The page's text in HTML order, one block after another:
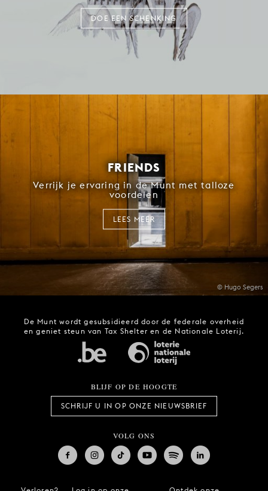
DOE EEN SCHENKING
© Hugo Segers
FRIENDS
Verrijk je ervaring in de Munt met talloze
voordelen
LEES MEER
De Munt wordt gesubsidieerd door de federale overheid
en geniet steun van Tax Shelter en de Nationale Loterij.
BLIJF OP DE HOOGTE
SCHRIJF U IN OP ONZE NIEUWSBRIEF
VOLG ONS